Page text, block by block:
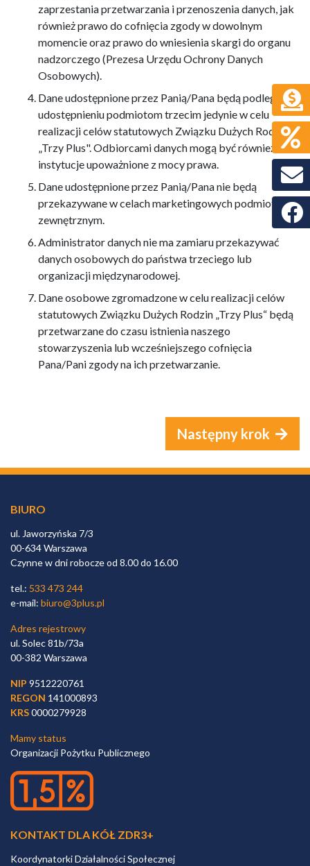
zaprzestania przetwarzania i przenoszenia danych, jak
również prawo do cofnięcia zgody w dowolnym
momencie oraz prawo do wniesienia skargi do organu
nadzorczego (Prezesa Urzędu Ochrony Danych
Osobowych).
Dane udostępnione przez Panią/Pana będą podlegały
udostępnieniu podmiotom trzecim jedynie w celu
realizacji celów statutowych Związku Dużych Rodzin
„Trzy Plus". Odbiorcami danych mogą być również
instytucje upoważnione z mocy prawa.
Dane udostępnione przez Panią/Pana nie będą
przekazywane w celach marketingowych podmiotom
zewnętrznym.
Administrator danych nie ma zamiaru przekazywać
danych osobowych do państwa trzeciego lub
organizacji międzynarodowej.
Dane osobowe zgromadzone w celu realizacji celów
statutowych Związku Dużych Rodzin „Trzy Plus“ będą
przetwarzane do czasu istnienia naszego
stowarzyszenia lub wcześniejszego cofnięcia
Pana/Pani zgody na ich przetwarzanie.
Następny krok
BIURO
ul. Jaworzyńska 7/3
00-634 Warszawa
Czynne w dni robocze od 8.00 do 16.00
tel.: 533 473 244
e-mail: biuro@3plus.pl
Adres rejestrowy
ul. Solec 81b/73a
00-382 Warszawa
NIP 9512220761
REGON 141000893
KRS0000279928
Mamy status
Organizacji Pożytku Publicznego
KONTAKT DLA KÓŁ ZDR3+
Koordynatorki Działalności Społecznej